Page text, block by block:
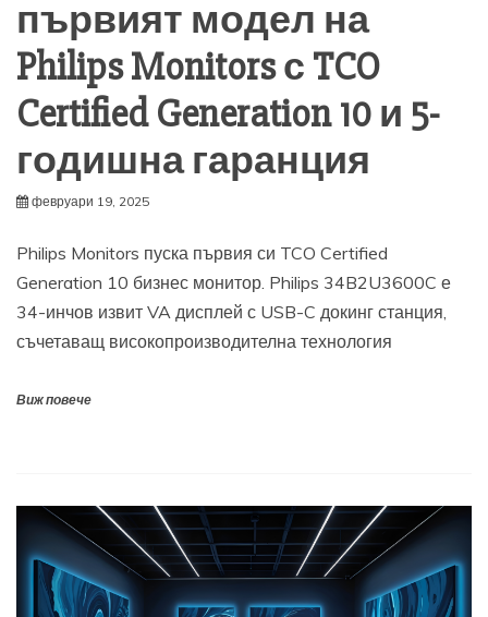
първият модел на
Philips Monitors с TCO
Certified Generation 10 и 5-
годишна гаранция
февруари 19, 2025
Philips Monitors пуска първия си TCO Certified
Generation 10 бизнес монитор. Philips 34B2U3600C е
34-инчов извит VA дисплей с USB-C докинг станция,
съчетаващ високопроизводителна технология
Виж повече